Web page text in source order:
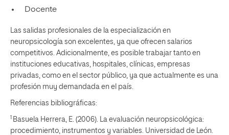
Docente
Las salidas profesionales de la especialización en
neuropsicología son excelentes, ya que ofrecen salarios
competitivos. Adicionalmente, es posible trabajar tanto en
instituciones educativas, hospitales, clínicas, empresas
privadas, como en el sector público, ya que actualmente es una
profesión muy demandada en el país.
Referencias bibliográficas:
1 Basuela Herrera, E. (2006). La evaluación neuropsicológica:
procedimiento, instrumentos y variables. Universidad de León.